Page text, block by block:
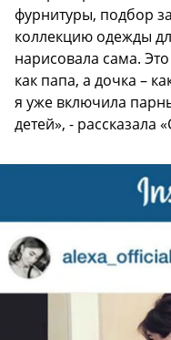
фурнитуры, подбор
коллекцию одежды
нарисовала сама.
как папа, а дочка –
я уже включила
детей», - рассказала